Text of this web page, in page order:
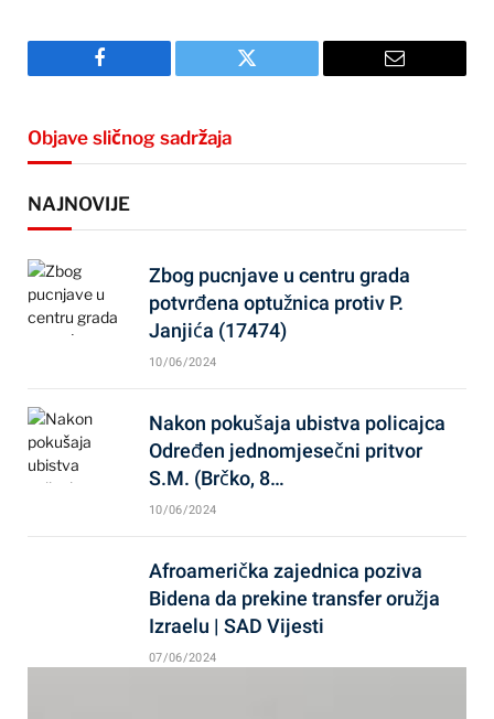
Facebook Twitter Email
Objave sličnog sadržaja
NAJNOVIJE
Zbog pucnjave u centru grada
potvrđena optužnica protiv P.
Janjića (17474)
10/06/2024
Nakon pokušaja ubistva policajca
Određen jednomjesečni pritvor
S.M. (Brčko, 8…
10/06/2024
Afroamerička zajednica poziva
Bidena da prekine transfer oružja
Izraelu | SAD Vijesti
07/06/2024